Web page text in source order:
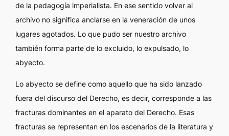
de la pedagogía imperialista. En ese sentido volver al
archivo no significa anclarse en la veneración de unos
lugares agotados. Lo que pudo ser nuestro archivo
también forma parte de lo excluido, lo expulsado, lo
abyecto.
Lo abyecto se define como aquello que ha sido lanzado
fuera del discurso del Derecho, es decir, corresponde a las
fracturas dominantes en el aparato del Derecho. Esas
fracturas se representan en los escenarios de la literatura y